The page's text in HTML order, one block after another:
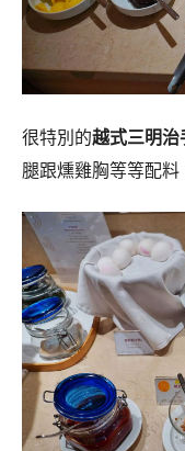
很特別的越式三明治
腿跟燻雞胸等等配料